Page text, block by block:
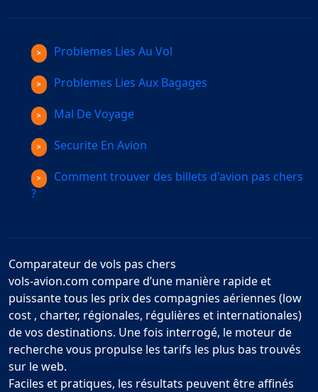
Problemes Lies Au Vol
Problemes Lies Aux Bagages
Mal De Voyage
Securite En Avion
Comment trouver des billets d'avion pas chers
?
Comparateur de vols pas chers
vols-avion.com compare d’une manière rapide et
puissante tous les prix des compagnies aériennes (low
cost , charter, régionales, régulières et internationales)
de vos destinations. Une fois interrogé, le moteur de
recherche vous propulse les tarifs les plus bas trouvés
sur le web.
Faciles et pratiques, les résultats peuvent être affinés